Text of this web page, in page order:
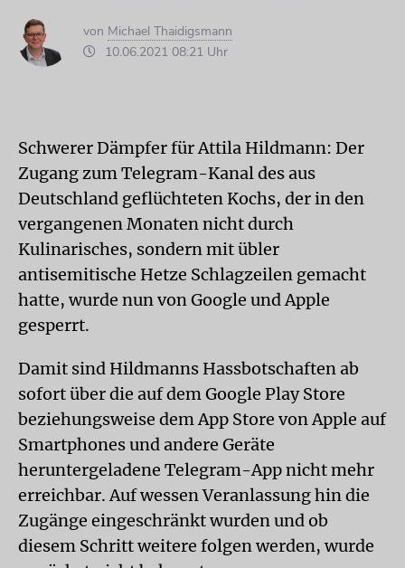
von Michael Thaidigsmann
10.06.2021 08:21 Uhr
Schwerer Dämpfer für Attila Hildmann: Der
Zugang zum Telegram-Kanal des aus
Deutschland geflüchteten Kochs, der in den
vergangenen Monaten nicht durch
Kulinarisches, sondern mit übler
antisemitische Hetze Schlagzeilen gemacht
hatte, wurde nun von Google und Apple
gesperrt.
Damit sind Hildmanns Hassbotschaften ab
sofort über die auf dem Google Play Store
beziehungsweise dem App Store von Apple auf
Smartphones und andere Geräte
heruntergeladene Telegram-App nicht mehr
erreichbar. Auf wessen Veranlassung hin die
Zugänge eingeschränkt wurden und ob
diesem Schritt weitere folgen werden, wurde